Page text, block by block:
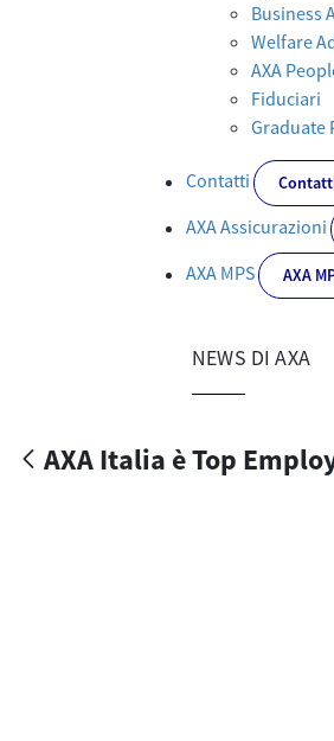
Business
Welfare
AXA
Fiduciari
Graduate
Contatti
AXA Assicurazioni
AXA MPS AXA
NEWS DI AXA
AXA Italia è Top